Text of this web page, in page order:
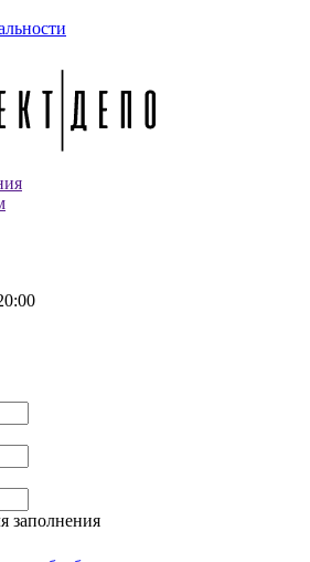
заполнения